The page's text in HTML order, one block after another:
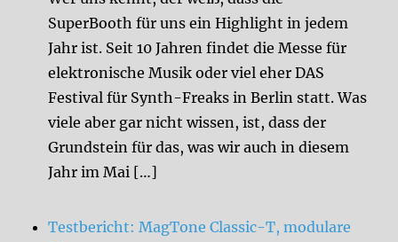
SuperBooth für uns ein Highlight in jedem
Jahr ist. Seit 10 Jahren findet die Messe für
elektronische Musik oder viel eher DAS
Festival für Synth-Freaks in Berlin statt. Was
viele aber gar nicht wissen, ist, dass der
Grundstein für das, was wir auch in diesem
Jahr im Mai […]
Testbericht: MagTone Classic-T, modulare